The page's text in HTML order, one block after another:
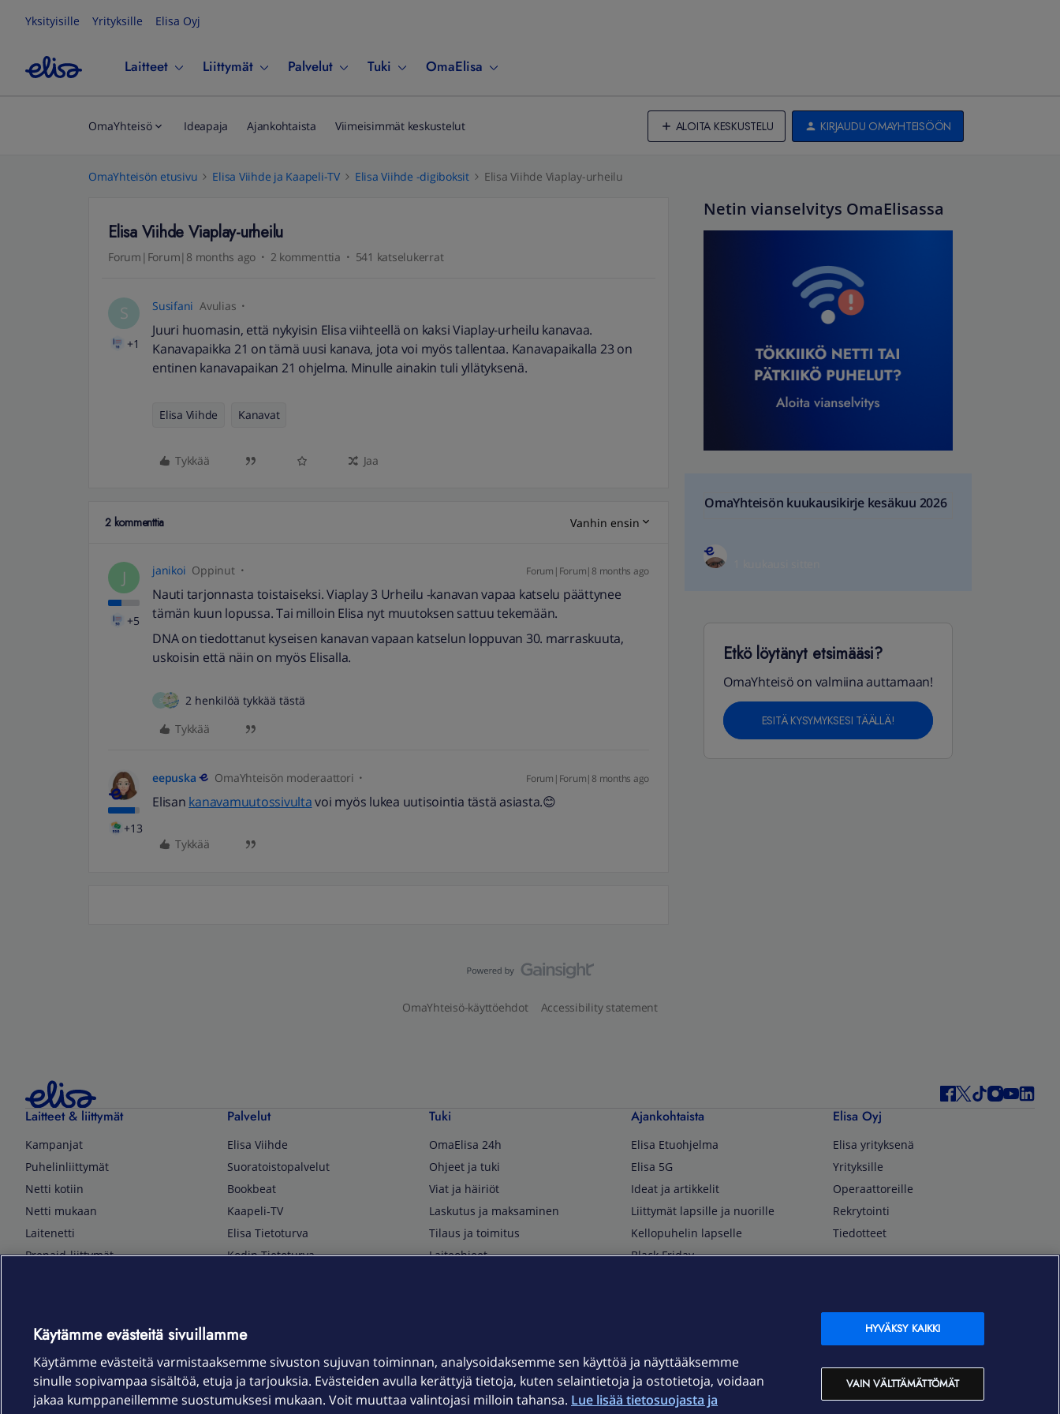
Yksityisille Yrityksille Elisa Oyj
Laitteet Liittymät Palvelut Tuki OmaElisa
OmaYhteisö Ideapaja Ajankohtaista Viimeisimmät keskustelut ALOITA KESKUSTELU KIRJAUDU OMAYHTEISÖÖN
OmaYhteisön etusivu Elisa Viihde ja Kaapeli-TV Elisa Viihde -digiboksit Elisa Viihde Viaplay-urheilu
Elisa Viihde Viaplay-urheilu
Forum|Forum|8 months ago 2 kommenttia 541 katselukerrat
S
+1
Susifani Avulias
Juuri huomasin, että nykyisin Elisa viihteellä on kaksi Viaplay-urheilu kanavaa.
Kanavapaikka 21 on tämä uusi kanava, jota voi myös tallentaa. Kanavapaikalla 23 on
entinen kanavapaikan 21 ohjelma. Minulle ainakin tuli yllätyksenä.
Elisa Viihde Kanavat
Tykkää Jaa
2 kommenttia Vanhin ensin
J
+5
janikoi Oppinut Forum|Forum|8 months ago
Nauti tarjonnasta toistaiseksi. Viaplay 3 Urheilu -kanavan vapaa katselu päättynee
tämän kuun lopussa. Tai milloin Elisa nyt muutoksen sattuu tekemään.
DNA on tiedottanut kyseisen kanavan vapaan katselun loppuvan 30. marraskuuta,
uskoisin että näin on myös Elisalla.
2 henkilöä tykkää tästä
Tykkää
+13
eepuska OmaYhteisön moderaattori Forum|Forum|8 months ago
Elisan kanavamuutossivultavoi myös lukea uutisointia tästä asiasta.😊
Tykkää
Netin vianselvitys OmaElisassa
OmaYhteisön kuukausikirje kesäkuu 2026
Etkö löytänyt etsimääsi?
OmaYhteisö on valmiina auttamaan!
ESITÄ KYSYMYKSESI TÄÄLLÄ!
OmaYhteisö-käyttöehdot Accessibility statement
Laitteet & liittymät
Kampanjat
Puhelinliittymät
Netti kotiin
Netti mukaan
Laitenetti
Prepaid-liittymät
TV & audio
Kodinkoneet
Kamerat ja dronet
Kellot ja rannekkeet
Palvelut
Elisa Viihde
Suoratoistopalvelut
Bookbeat
Kaapeli-TV
Elisa Tietoturva
Kodin Tietoturva
Elisa Kotiverkko
Elisa Pilvilinna
Elisa Laiteturva
Elisa Rinnakkaisliittymät
Tuki
OmaElisa 24h
Ohjeet ja tuki
Viat ja häiriöt
Laskutus ja maksaminen
Tilaus ja toimitus
Laiteohjeet
Kuuluvuuskartta
Asiakastiedotteet
OmaElisa-sovellus
Ajankohtaista
Elisa Etuohjelma
Elisa 5G
Ideat ja artikkelit
Liittymät lapsille ja nuorille
Kellopuhelin lapselle
Black Friday
Elisa Oyj
Elisa yrityksenä
Yrityksille
Operaattoreille
Rekrytointi
Tiedotteet
OmaElisa Self Service
Moving to Finland
Elisa Corporation
Käytämme evästeitä sivuillamme
Käytämme evästeitä varmistaaksemme sivuston sujuvan toiminnan, analysoidaksemme sen käyttöä ja näyttääksemme
sinulle sopivampaa sisältöä, etuja ja tarjouksia. Evästeiden avulla kerättyjä tietoja, kuten selaintietoja ja ostotietoja, voidaan
jakaa kumppaneillemme suostumuksesi mukaan. Voit muuttaa valintojasi milloin tahansa. Lue lisää tietosuojasta ja
VAIN VÄLTTÄMÄTTÖMÄT
HYVÄKSY KAIKKI